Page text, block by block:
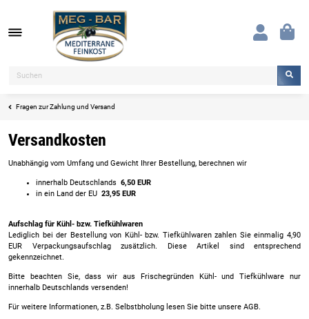
Fragen zur Zahlung und Versand
Versandkosten
Unabhängig vom Umfang und Gewicht Ihrer Bestellung, berechnen wir
innerhalb Deutschlands 6,50 EUR
in ein Land der EU 23,95 EUR
Aufschlag für Kühl- bzw. Tiefkühlwaren
Lediglich bei der Bestellung von Kühl- bzw. Tiefkühlwaren zahlen Sie einmalig 4,90
EUR Verpackungsaufschlag zusätzlich. Diese Artikel sind entsprechend
gekennzeichnet.
Bitte beachten Sie, dass wir aus Frischegründen Kühl- und Tiefkühlware nur
innerhalb Deutschlands versenden!
Für weitere Informationen, z.B. Selbstbholung lesen Sie bitte unsere AGB.